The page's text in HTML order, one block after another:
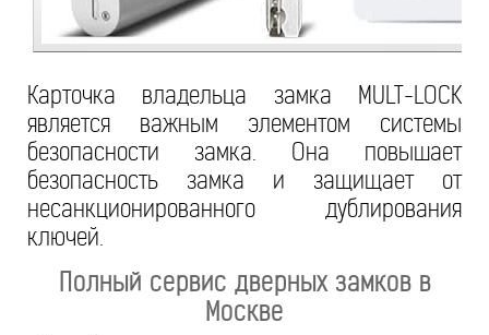
Карточка владельца замка MULT-LOCK
является важным элементом системы
безопасности замка. Она повышает
безопасность замка и защищает от
несанкционированного дублирования
ключей.
Полный сервис дверных замков в
Москве